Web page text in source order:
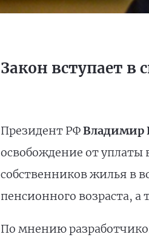
Закон вступает в
Президент РФВладимир
освобождение от уплаты
собственников жилья в
пенсионного возраста,
По мнению